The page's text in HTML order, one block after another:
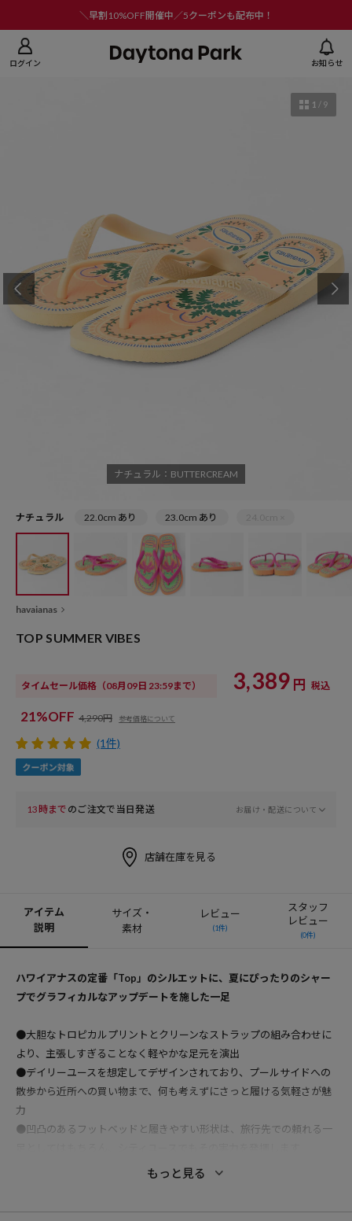
＼早割10%OFF開催中／5クーポンも配布中！
ログイン お知らせ
ナチュラル：BUTTERCREAM
1 / 9
ナチュラル 22.0cm あり 23.0cm あり
havaianas
TOP SUMMER VIBES
タイムセール価格 （08月09日 23:59まで） 3,389 円 税込
21%OFF 4,290円 参考価格について
(1件)
13時まで のご注文で当日発送 お届け・配送について
店舗在庫を見る
アイテム
説明
サイズ・
素材
レビュー
(1件)
スタッフ
レビュー
(0件)
ハワイアナスの定番「Top」のシルエットに、夏にぴったりのシャー
プでグラフィカルなアップデートを施した一足
●大胆なトロピカルプリントとクリーンなストラップの組み合わせに
より、主張しすぎることなく軽やかな足元を演出
●デイリーユースを想定してデザインされており、プールサイドへの
散歩から近所への買い物まで、何も考えずにさっと履ける気軽さが魅
力
●凹凸のあるフットベッドと履きやすい形状は、旅行先での頼れる一
●耐久性に優れたラバー構造がデザインの基盤となっており、アウト
もっと見る